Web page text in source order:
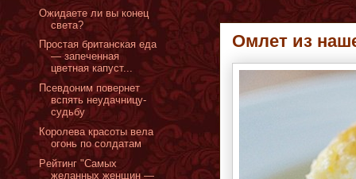
Омлет из
Ожидаете ли вы конец
света?
Простая британская еда
— запеченная
цветная капуст...
Псевдоним повернет
вспять неудачницу-
судьбу
Королева красоты вела
огонь по солдатам
Pейтинг "Самых
желанных женщин —